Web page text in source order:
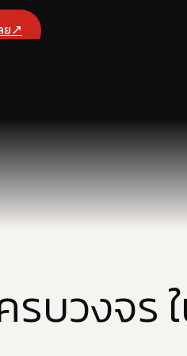
ย↗
รบวงจร